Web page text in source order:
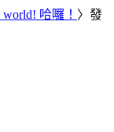
哈囉！ 〉發